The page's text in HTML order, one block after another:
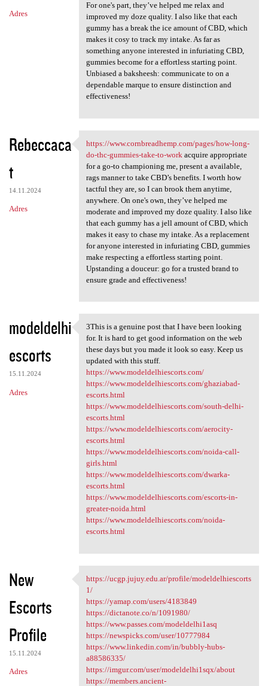
Adres
For one's part, they’ve helped me relax and
improved my doze quality. I also like that each
gummy has a break the ice amount of CBD, which
makes it cosy to track my intake. As far as
something anyone interested in infuriating CBD,
gummies become for a effortless starting point.
Unbiased a baksheesh: communicate to on a
dependable marque to ensure distinction and
effectiveness!
Rebeccaca
t
14.11.2024
Adres
https://www.cornbreadhemp.com
https://www.cornbreadhemp.com/pages/how-long-
do-thc-gummies-take-to-work acquire appropriate
for a go-to championing me, present a available,
rags manner to take CBD’s benefits. I worth how
tactful they are, so I can brook them anytime,
anywhere. On one's own, they’ve helped me
moderate and improved my doze quality. I also like
that each gummy has a jell amount of CBD, which
makes it easy to chase my intake. As a replacement
for anyone interested in infuriating CBD, gummies
make respecting a effortless starting point.
Upstanding a douceur: go for a trusted brand to
ensure grade and effectiveness!
modeldelhi
escorts
15.11.2024
Adres
3This is a genuine post that
3This is a genuine post that I have been looking
for. It is hard to get good information on the web
these days but you made it look so easy. Keep us
updated with this stuff.
https://www.modeldelhiescorts.com/
https://www.modeldelhiescorts.com/ghaziabad-
escorts.html
https://www.modeldelhiescorts.com/south-delhi-
escorts.html
https://www.modeldelhiescorts.com/aerocity-
escorts.html
https://www.modeldelhiescorts.com/noida-call-
girls.html
https://www.modeldelhiescorts.com/dwarka-
escorts.html
https://www.modeldelhiescorts.com/escorts-in-
greater-noida.html
https://www.modeldelhiescorts.com/noida-
escorts.html
New
Escorts
Profile
15.11.2024
Adres
https://ucgp.jujuy.edu.ar
https://ucgp.jujuy.edu.ar/profile/modeldelhiescorts
1/
https://yamap.com/users/4183849
https://dictanote.co/n/1091980/
https://www.passes.com/modeldelhi1asq
https://newspicks.com/user/10777984
https://www.linkedin.com/in/bubbly-hubs-
a88586335/
https://imgur.com/user/modeldelhi1sqx/about
https://members.ancient-